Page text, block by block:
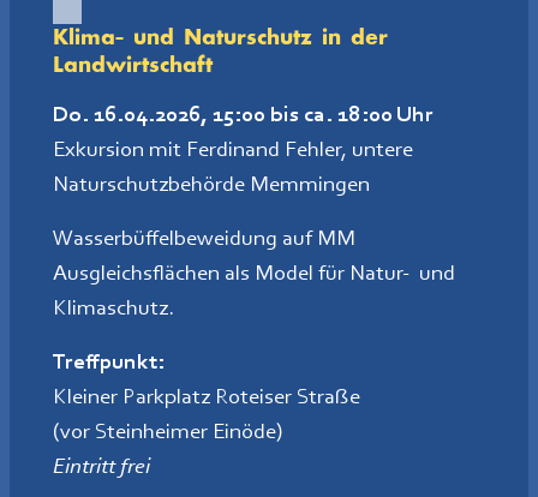
Klima- und Naturschutz in der
Landwirtschaft
Do. 16.04.2026, 15:00 bis ca. 18:00 Uhr
Exkursion mit Ferdinand Fehler, untere
Naturschutzbehörde Memmingen
Wasserbüffelbeweidung auf MM
Ausgleichsflächen als Model für Natur- und
Klimaschutz.
Treffpunkt:
Kleiner Parkplatz Roteiser Straße
(vor Steinheimer Einöde)
Eintritt frei